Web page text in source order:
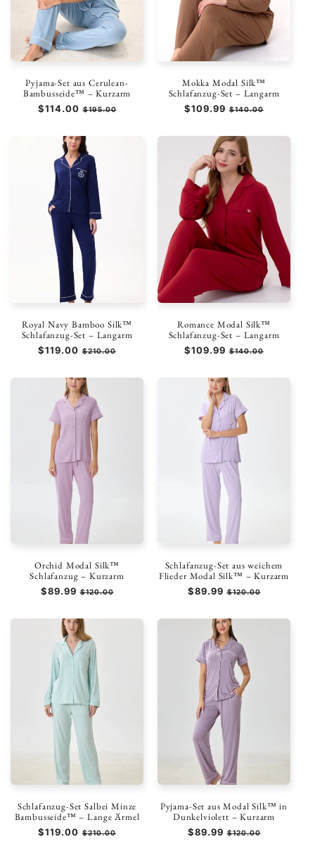
Pyjama-Set aus Cerulean-
Bambusseide™ – Kurzarm
Normaler
$114.00 Verkaufspreis
$195.00
Mokka Modal Silk™
Schlafanzug-Set – Langarm
Normaler
$109.99 Verkaufspreis
$140.00
Royal Navy Bamboo Silk™
Schlafanzug-Set – Langarm
Normaler
$119.00 Verkaufspreis
$210.00
Romance Modal Silk™
Schlafanzug-Set – Langarm
Normaler
$109.99 Verkaufspreis
$140.00
Orchid Modal Silk™
Schlafanzug – Kurzarm
Normaler
$89.99 Verkaufspreis
$120.00
Schlafanzug-Set aus weichem
Flieder Modal Silk™ – Kurzarm
Normaler
$89.99 Verkaufspreis
$120.00
Schlafanzug-Set Salbei Minze
Bambusseide™ – Lange Ärmel
Normaler
$119.00 Verkaufspreis
$210.00
Pyjama-Set aus Modal Silk™ in
Dunkelviolett – Kurzarm
Normaler
$89.99 Verkaufspreis
$120.00